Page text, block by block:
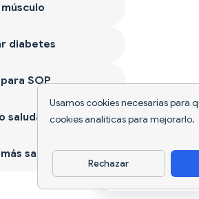
Usamos cookies necesarias para
cookies analíticas para mejorarlo.
Rechazar
Descargar
diabetes
SOP
saludable
sano